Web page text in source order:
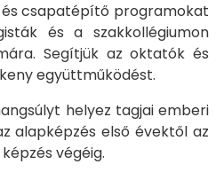
csapatépítő programokat
és a szakkollégiumon
Segítjük az oktatók és
együttműködést.
helyez tagjai emberi
alapképzés első évektől az
végéig.